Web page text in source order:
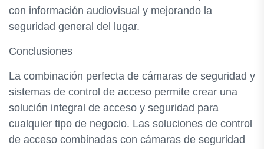
con información audiovisual y mejorando la
seguridad general del lugar.
Conclusiones
La combinación perfecta de cámaras de seguridad y
sistemas de control de acceso permite crear una
solución integral de acceso y seguridad para
cualquier tipo de negocio. Las soluciones de control
de acceso combinadas con cámaras de seguridad